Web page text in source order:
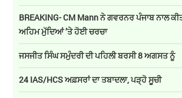
BREAKING- CM Mann ਨੇ ਗਵਰਨਰ ਪੰਜਾਬ ਨਾਲ
ਅਹਿਮ ਮੁੱਦਿਆਂ ’ਤੇ ਹੋਈ ਚਰਚਾ
ਜਸਜੀਤ ਸਿੰਘ ਸਮੁੰਦਰੀ ਦੀ ਪਹਿਲੀ ਬਰਸੀ 8 ਅਗਸਤ ਨੂੰ
24 IAS/HCS ਅਫ਼ਸਰਾਂ ਦਾ ਤਬਾਦਲਾ, ਪੜ੍ਹੋ ਸੂਚੀ